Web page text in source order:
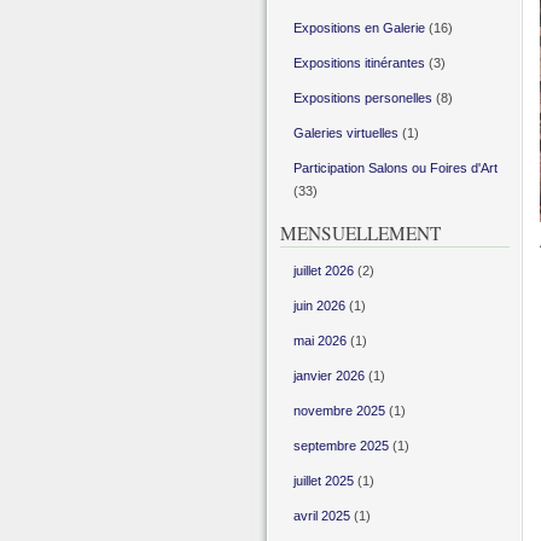
Expositions en Galerie(16)
Expositions itinérantes (3)
Expositions personelles (8)
Galeries virtuelles (1)
Participation Salons ou Foires d'Art
(33)
MENSUELLEMENT
juillet 2026(2)
juin 2026(1)
mai 2026(1)
janvier 2026(1)
novembre 2025(1)
septembre 2025(1)
juillet 2025(1)
avril 2025(1)